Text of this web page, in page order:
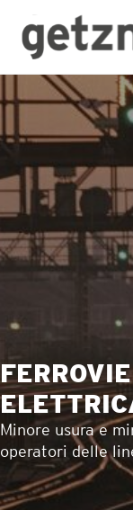
Minore usura e
operatori delle